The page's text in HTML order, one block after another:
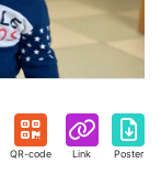
QR-code Link Poster